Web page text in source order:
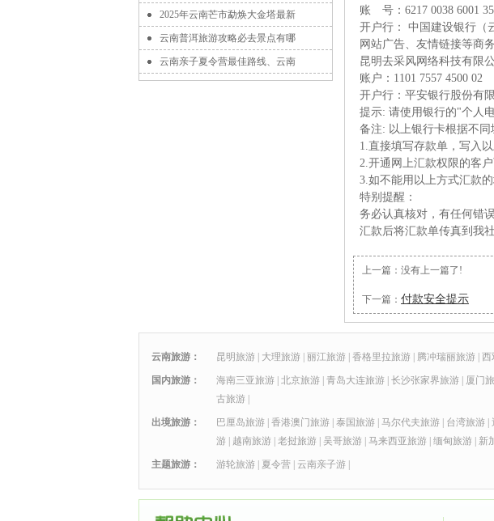
2025年云南芒市勐焕大金塔最新
云南普洱旅游攻略必去景点有哪
云南亲子夏令营最佳路线、云南
账 号：6217 0038 6001
开户行： 中国建设银行（
网站广告、友情链接等商
昆明去采风网络科技有限
账户：1101 7557 4500 02
开户行：平安银行股份有
提示: 请使用银行的"个人
备注: 以上银行卡根据不
1.直接填写存款单，写入
2.开通网上汇款权限的客
3.如不能用以上方式汇款
特别提醒：
务必认真核对，有任何错
汇款后将汇款单传真到我
上一篇：没有上一篇了!
下一篇： 付款安全提示
云南旅游： 昆明旅游 大理旅游 丽江旅游 香格里拉旅游 腾冲瑞丽旅游 西
国内旅游： 海南三亚旅游 北京旅游 青岛大连旅游 长沙张家界旅游 厦门
古旅游
出境旅游： 巴厘岛旅游 香港澳门旅游 泰国旅游 马尔代夫旅游 台湾旅游
游
越南旅游 老挝旅游 吴哥旅游 马来西亚旅游 缅甸旅游 新
主题旅游： 游轮旅游 夏令营 云南亲子游